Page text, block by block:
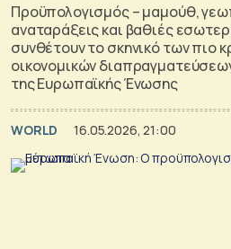
Προϋπολογισμός – μαμούθ,
αναταράξεις και βαθιές
συνθέτουν το σκηνικό των πιο
οικονομικών
της Ευρωπαϊκής Ένωσης
WORLD 16.05.2026, 21:00